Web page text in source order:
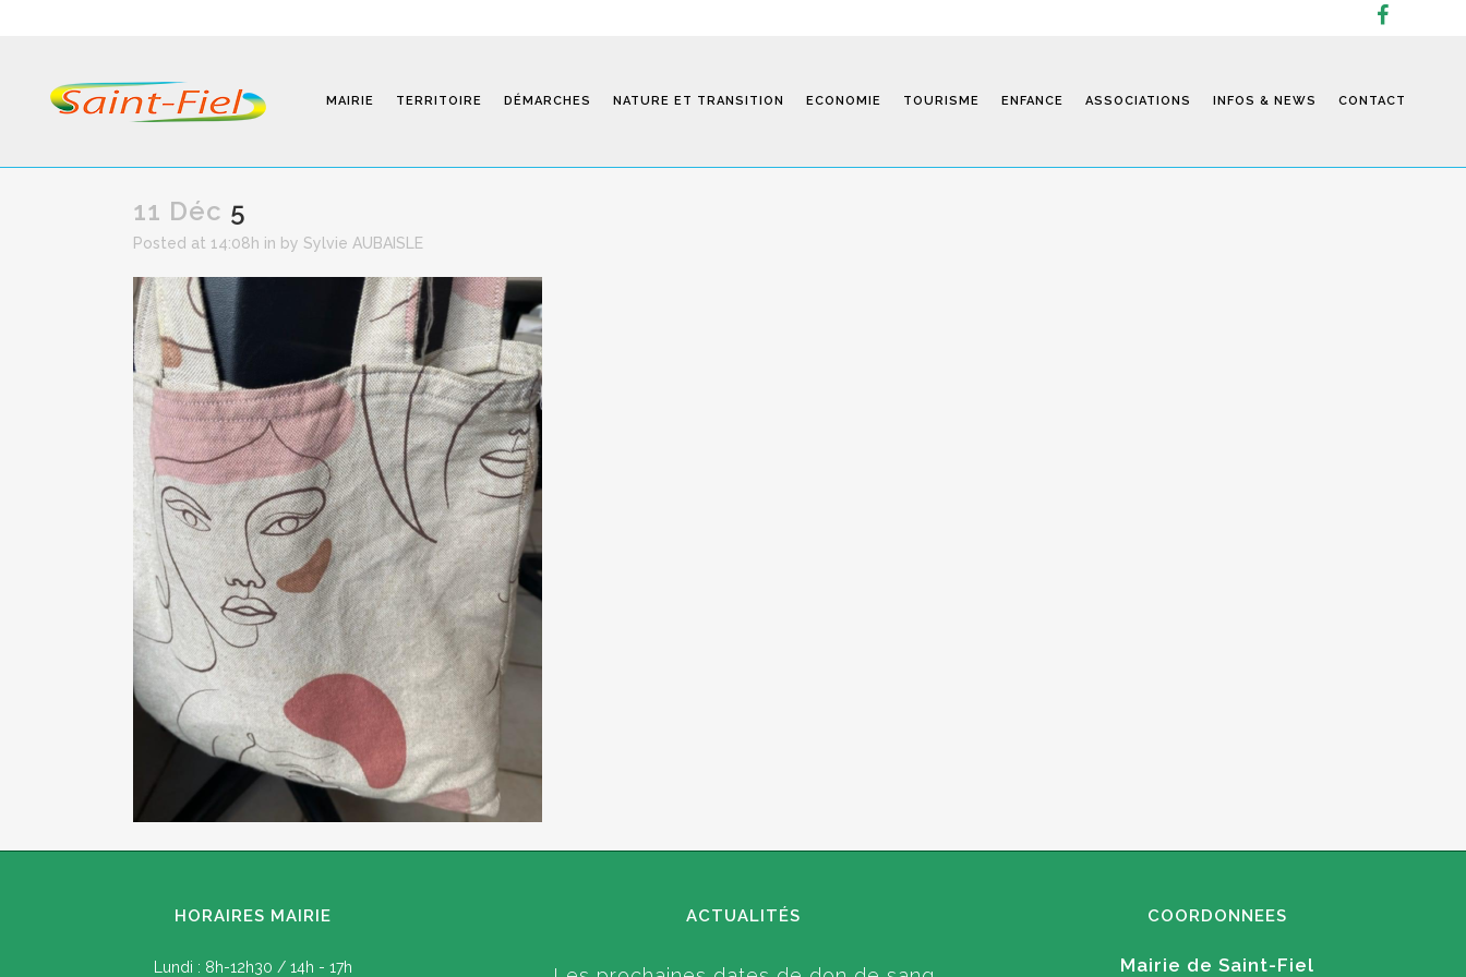
MAIRIE TERRITOIRE DÉMARCHES NATURE ET TRANSITION ECONOMIE TOURISME ENFANCE
Infos Pratiques
Modalités D’inscription
Séjours
ASSOCIATIONS INFOS & NEWS CONTACT
11 Déc 5
Posted at 14:08h in by Sylvie AUBAISLE
HORAIRES MAIRIE
Lundi : 8h-12h30 / 14h - 17h
ACTUALITÉS COORDONNEES
Mairie de Saint-Fiel